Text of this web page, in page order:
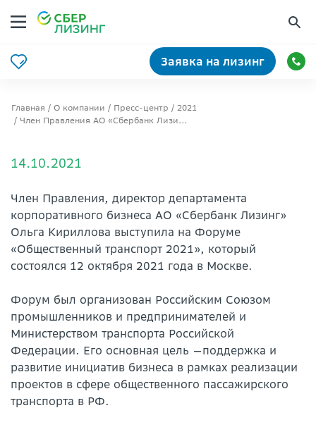
Заявка на лизинг
Главная О компании Пресс-центр
2021
Член Правления АО «Сбербанк Лизинг» Ольга Кириллова выступила на Форуме «Общественный транспорт 2021»
14.10.2021
Член Правления, директор департамента
корпоративного бизнеса АО «Сбербанк Лизинг»
Ольга Кириллова выступила на Форуме
«Общественный транспорт 2021», который
состоялся 12 октября 2021 года в Москве.
Форум был организован Российским Союзом
промышленников и предпринимателей и
Министерством транспорта Российской
Федерации. Его основная цель —поддержка и
развитие инициатив бизнеса в рамках реализации
проектов в сфере общественного пассажирского
транспорта в РФ.